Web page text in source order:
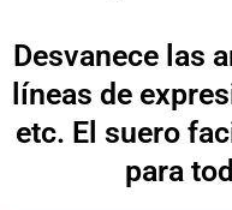
Desvanece las
líneas de
etc. El suero
para